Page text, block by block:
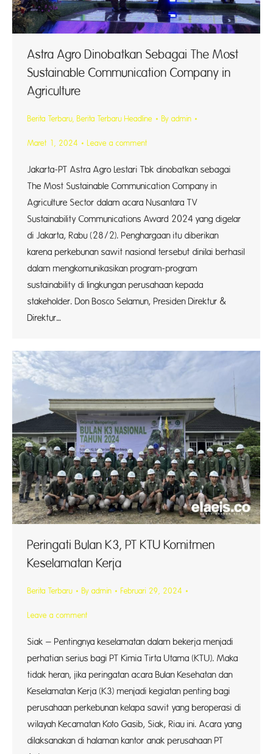
Astra Agro Dinobatkan Sebagai The Most
Sustainable Communication Company in
Agriculture
Berita Terbaru, Berita Terbaru Headline By admin
Maret 1, 2024 Leave a comment
Jakarta-PT Astra Agro Lestari Tbk dinobatkan sebagai
The Most Sustainable Communication Company in
Agriculture Sector dalam acara Nusantara TV
Sustainability Communications Award 2024 yang digelar
di Jakarta, Rabu (28/2). Penghargaan itu diberikan
karena perkebunan sawit nasional tersebut dinilai berhasil
dalam mengkomunikasikan program-program
sustainability di lingkungan perusahaan kepada
stakeholder. Don Bosco Selamun, Presiden Direktur &
Direktur…
Peringati Bulan K3, PT KTU Komitmen
Keselamatan Kerja
Berita Terbaru By admin Februari 29, 2024
Leave a comment
Siak – Pentingnya keselamatan dalam bekerja menjadi
perhatian serius bagi PT Kimia Tirta Utama (KTU). Maka
tidak heran, jika peringatan acara Bulan Kesehatan dan
Keselamatan Kerja (K3) menjadi kegiatan penting bagi
perusahaan perkebunan kelapa sawit yang beroperasi di
wilayah Kecamatan Koto Gasib, Siak, Riau ini. Acara yang
dilaksanakan di halaman kantor anak perusahaan PT